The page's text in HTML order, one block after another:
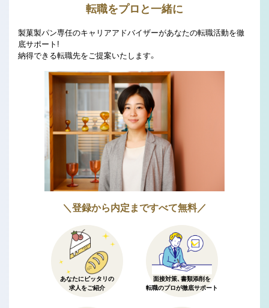
転職をプロと一緒に
製菓製パン専任のキャリアアドバイザーがあなたの転職活動を徹
底サポート!
納得できる転職先をご提案いたします。
＼登録から内定まですべて無料／
あなたにピッタリの
求人をご紹介
面接対策、書類添削を
転職のプロが徹底サポート